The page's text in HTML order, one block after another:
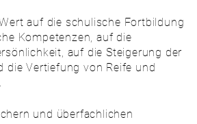
auf die schulische Fortbildung
Kompetenzen, auf die
auf die Steigerung der
die Vertiefung von Reife und
und überfachlichen